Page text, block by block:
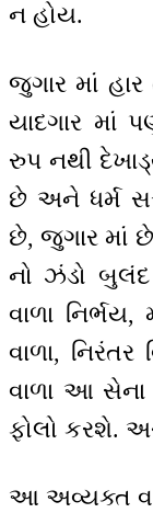
ન હોય.
જુગાર માં
યાદગાર માં
રુપ નથી
છે અને ધર્મ
છે, જુગાર માં
નો ઝંડો
વાળા
વાળા,
વાળા આ સેના
ફોલો કરશે.
આ અવ્યક્ત